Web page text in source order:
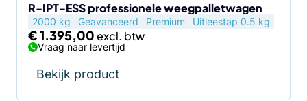
R-IPT-ESS professionele weegpalletwagen
2000 kg Geavanceerd Premium Uitleestap 0.5 kg
€1.395,00
Vraag naar levertijd
Bekijk product